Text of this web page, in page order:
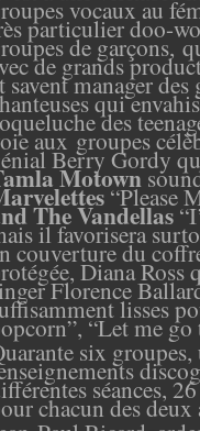
vocaux au
particulier doo-
de garçons,
de grands
savent manager
qui
des
aux groupes
Berry Gordy
Motown
“Please
The Vandellas
il favorisera
couverture du
Diana Ross
Florence
lisses
“Let me
six
séances,
chacun des deux